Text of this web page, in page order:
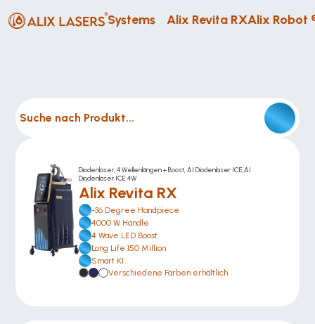
Systems Alix Revita RXAlix Robot
Suche nach Produkt...
Diodenlaser, 4 Wellenlängen + Boost, AI Diodenlaser ICE,AI
Diodenlaser ICE 4W
Alix Revita RX
-36 Degree Handpiece
4000 W Handle
4 Wave LED Boost
Long Life 150 Million
Smart KI
Verschiedene Farben erhältlich